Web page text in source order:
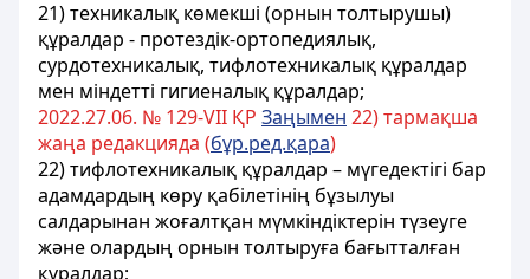
21) техникалық көмекшi (орнын толтырушы)
құралдар - протездiк-ортопедиялық,
сурдотехникалық, тифлотехникалық құралдар
мен мiндеттi гигиеналық құралдар;
2022.27.06. № 129-VII ҚР Заңымен 22) тармақша
жаңа редакцияда (бұр.ред.қара)
22) тифлотехникалық құралдар – мүгедектігі бар
адамдардың көру қабілетінің бұзылуы
салдарынан жоғалтқан мүмкіндіктерін түзеуге
және олардың орнын толтыруға бағытталған
құралдар;